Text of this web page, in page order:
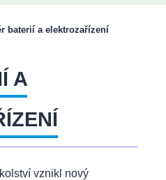
baterií a elektrozařízení
A
vznikl nový